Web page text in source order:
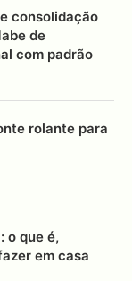
consolidação
de
com padrão
rolante para
o que é,
em casa